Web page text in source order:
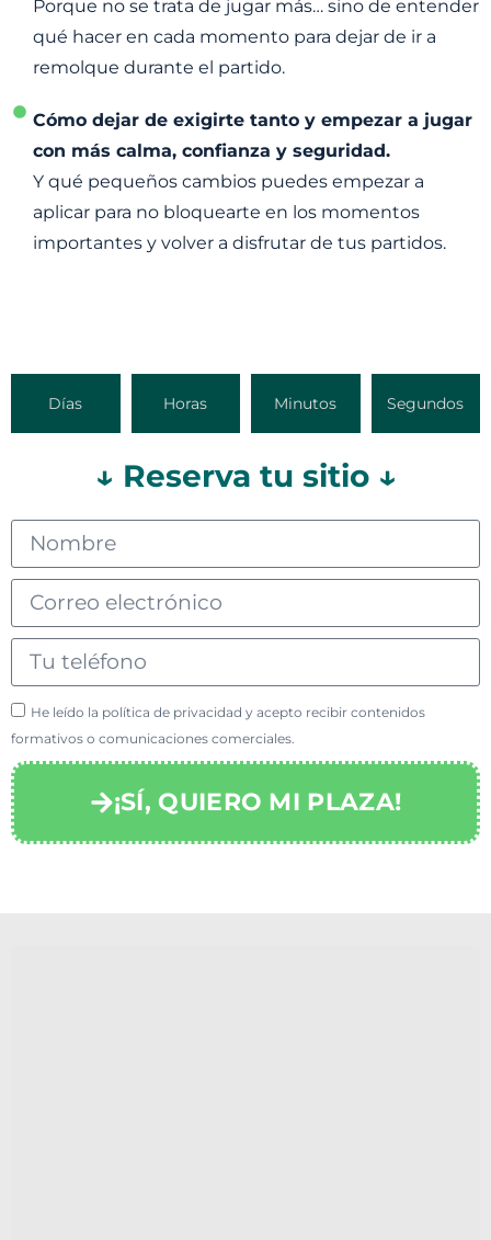
Porque no se trata de jugar más… sino de entender
qué hacer en cada momento para dejar de ir a
remolque durante el partido.
Cómo dejar de exigirte tanto y empezar a jugar
con más calma, confianza y seguridad.
Y qué pequeños cambios puedes empezar a
aplicar para no bloquearte en los momentos
importantes y volver a disfrutar de tus partidos.
Días Horas Minutos Segundos
↓ Reserva tu sitio ↓
He leído la política de privacidad y acepto recibir contenidos
formativos o comunicaciones comerciales.
¡SÍ, QUIERO MI PLAZA!